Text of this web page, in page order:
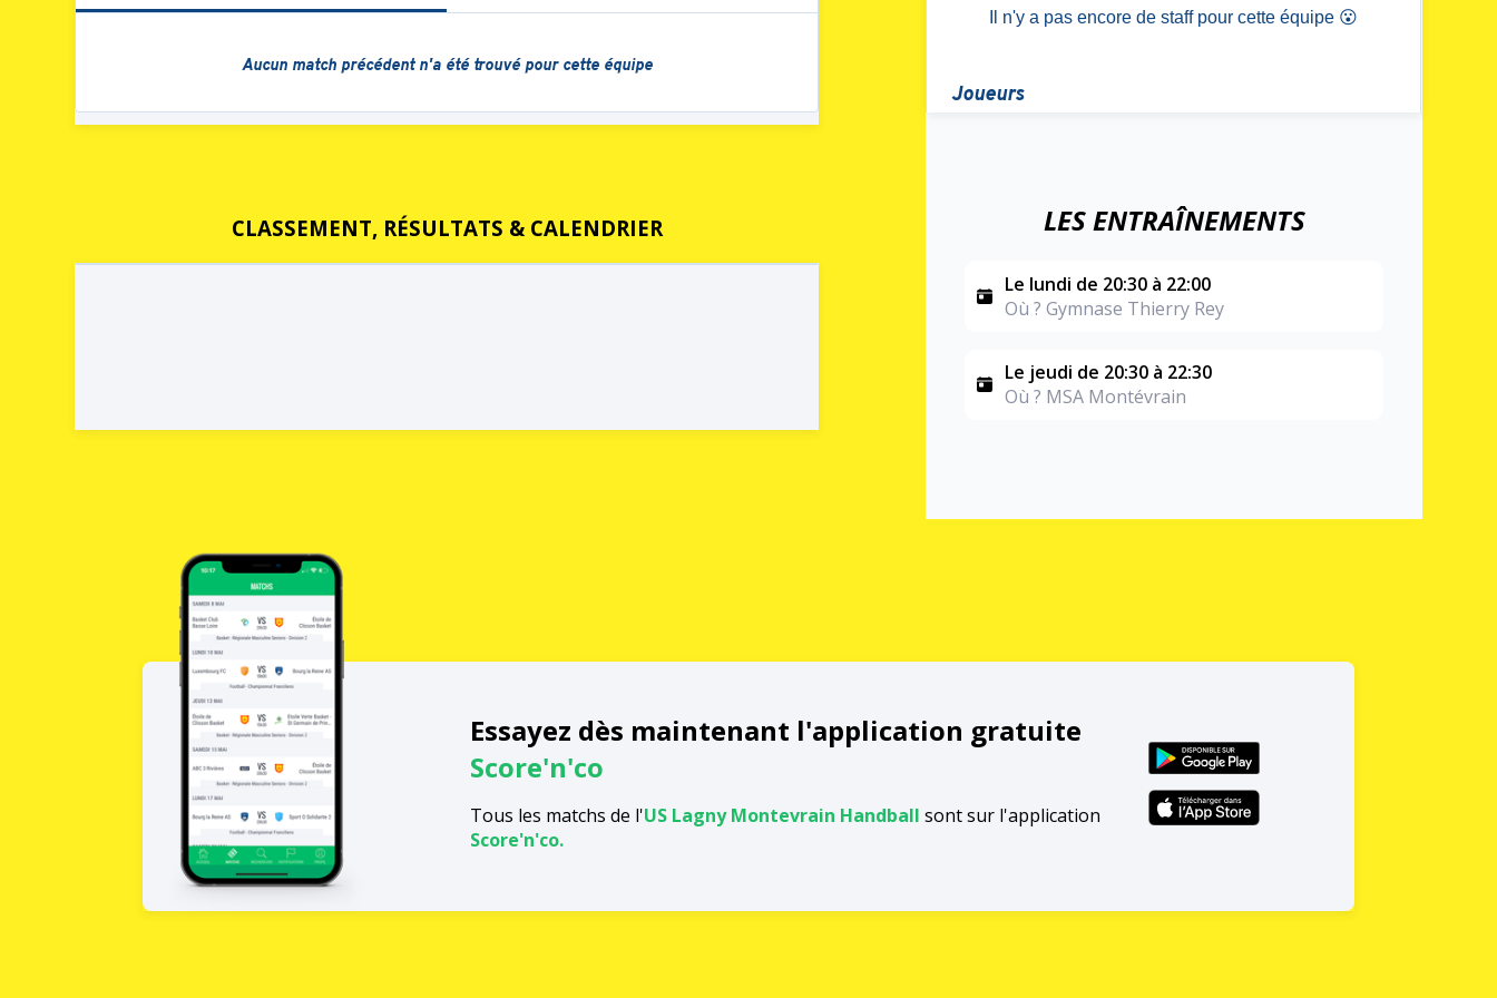
CLASSEMENT, RÉSULTATS & CALENDRIER LES ENTRAÎNEMENTS
Le lundi de 20:30 à 22:00
Où ? Gymnase Thierry Rey
Le jeudi de 20:30 à 22:30
Où ? MSA Montévrain
Essayez dès maintenant l'application gratuite
Score'n'co
Tous les matchs de l'US Lagny Montevrain Handball sont sur l'application
Score'n'co.